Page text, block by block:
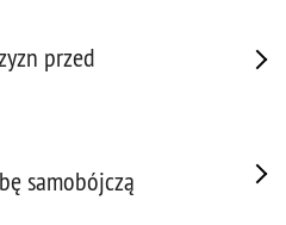
przed
samobójczą